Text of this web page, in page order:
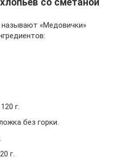
«Медовички»
г.
без горки.
г.